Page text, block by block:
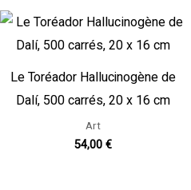
Le Toréador Hallucinogène de
Dalí, 500 carrés, 20 x 16 cm
Art
54,00 €